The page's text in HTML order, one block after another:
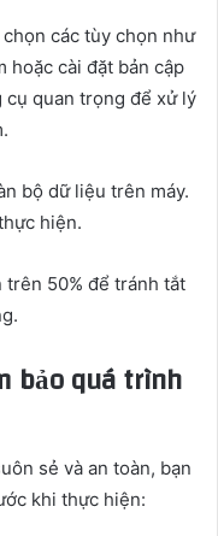
các tùy chọn như
hoặc cài đặt bản cập
quan trọng để xử lý
bộ dữ liệu trên máy.
hiện.
trên 50% để tránh tắt
bảo quá trình
sẻ và an toàn, bạn
khi thực hiện: